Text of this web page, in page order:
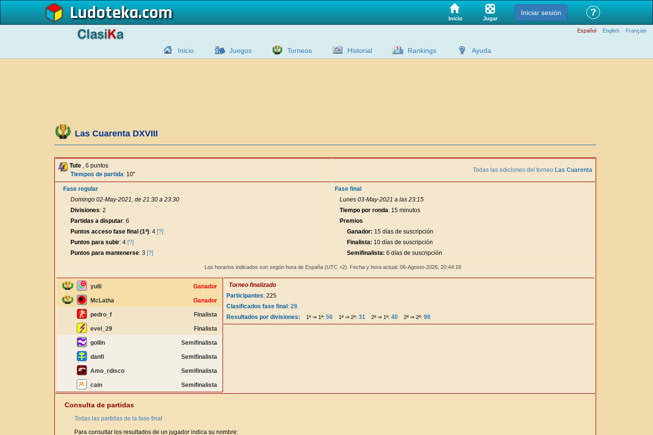
Ludoteka Inicio Jugar
Iniciar sesión ?
Español English Français
Inicio Juegos Torneos Historial Rankings Ayuda
Las Cuarenta DXVIII
Tute , 6 puntos
Tiempos de partida: 10"
Todas las ediciones del torneo Las Cuarenta
Fase regular
Domingo 02-May-2021, de 21:30 a 23:30
Divisiones: 2
Partidas a disputar: 6
Puntos acceso fase final (1ª): 4 [?]
Puntos para subir: 4 [?]
Puntos para mantenerse: 3 [?]
Fase final
Lunes 03-May-2021 a las 23:15
Tiempo por ronda: 15 minutos
Premios
Ganador: 15 días de suscripción
Finalista: 10 días de suscripción
Semifinalista: 6 días de suscripción
Los horarios indicados son según hora de España (UTC +2). Fecha y hora actual: 06-Agosto-2026, 20:44:18
yulli Ganador
McLatha Ganador
pedro_f Finalista
evel_29 Finalista
gollin Semifinalista
danfi Semifinalista
Amo_rdisco Semifinalista
cain Semifinalista
Torneo finalizado
Participantes: 225
Clasificados fase final : 28
Resultados por divisiones:
1ª ⇒ 1ª: 56 1ª ⇒ 2ª: 31 2ª ⇒ 1ª: 40 2ª ⇒ 2ª: 98
Consulta de partidas
Todas las partidas de la fase final
Para consultar los resultados de un jugador indica su nombre: